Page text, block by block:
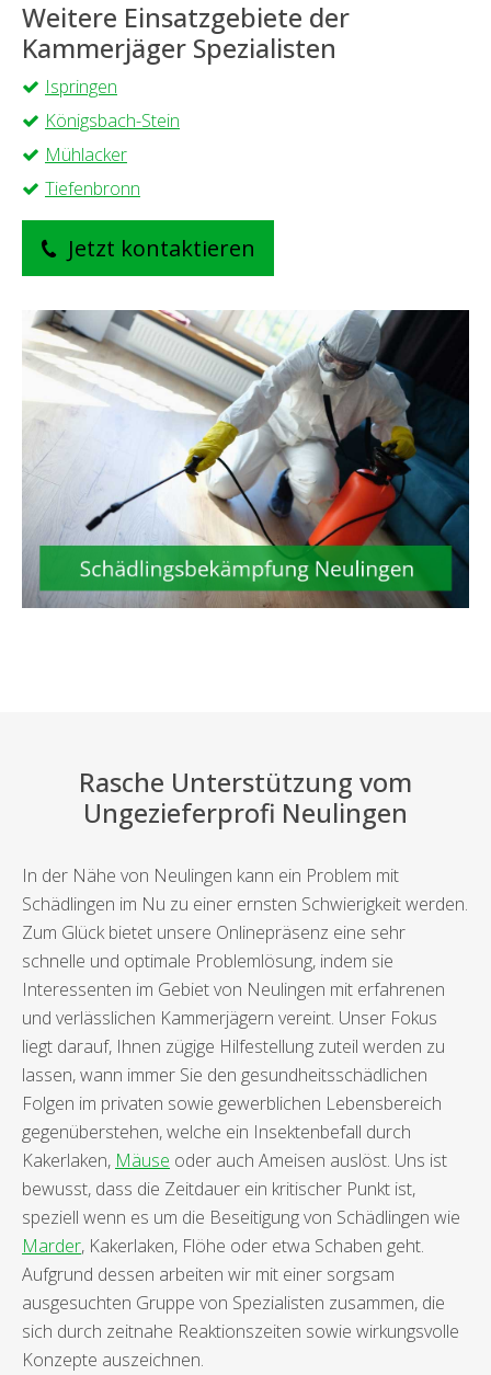
Weitere Einsatzgebiete der
Kammerjäger Spezialisten
Ispringen
Königsbach-Stein
Mühlacker
Tiefenbronn
Jetzt kontaktieren
Rasche Unterstützung vom
Ungezieferprofi Neulingen
In der Nähe von Neulingen kann ein Problem mit
Schädlingen im Nu zu einer ernsten Schwierigkeit werden.
Zum Glück bietet unsere Onlinepräsenz eine sehr
schnelle und optimale Problemlösung, indem sie
Interessenten im Gebiet von Neulingen mit erfahrenen
und verlässlichen Kammerjägern vereint. Unser Fokus
liegt darauf, Ihnen zügige Hilfestellung zuteil werden zu
lassen, wann immer Sie den gesundheitsschädlichen
Folgen im privaten sowie gewerblichen Lebensbereich
gegenüberstehen, welche ein Insektenbefall durch
Kakerlaken, Mäuse oder auch Ameisen auslöst. Uns ist
bewusst, dass die Zeitdauer ein kritischer Punkt ist,
speziell wenn es um die Beseitigung von Schädlingen wie
Marder, Kakerlaken, Flöhe oder etwa Schaben geht.
Aufgrund dessen arbeiten wir mit einer sorgsam
ausgesuchten Gruppe von Spezialisten zusammen, die
sich durch zeitnahe Reaktionszeiten sowie wirkungsvolle
Konzepte auszeichnen.